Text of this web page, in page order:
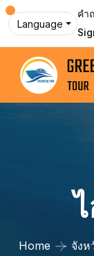
Language
คำ
Home จังห